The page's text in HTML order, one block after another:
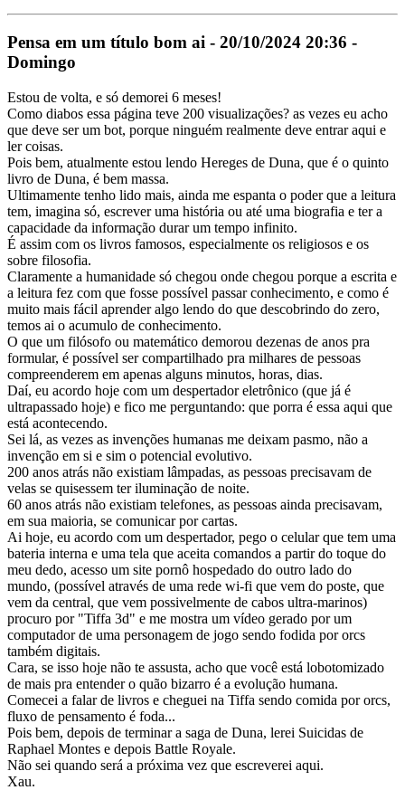
Pensa em um título bom ai - 20/10/2024 20:36 -
Domingo
Estou de volta, e só demorei 6 meses!
Como diabos essa página teve 200 visualizações? as vezes eu acho
que deve ser um bot, porque ninguém realmente deve entrar aqui e
ler coisas.
Pois bem, atualmente estou lendo Hereges de Duna, que é o quinto
livro de Duna, é bem massa.
Ultimamente tenho lido mais, ainda me espanta o poder que a leitura
tem, imagina só, escrever uma história ou até uma biografia e ter a
capacidade da informação durar um tempo infinito.
É assim com os livros famosos, especialmente os religiosos e os
sobre filosofia.
Claramente a humanidade só chegou onde chegou porque a escrita e
a leitura fez com que fosse possível passar conhecimento, e como é
muito mais fácil aprender algo lendo do que descobrindo do zero,
temos ai o acumulo de conhecimento.
O que um filósofo ou matemático demorou dezenas de anos pra
formular, é possível ser compartilhado pra milhares de pessoas
compreenderem em apenas alguns minutos, horas, dias.
Daí, eu acordo hoje com um despertador eletrônico (que já é
ultrapassado hoje) e fico me perguntando: que porra é essa aqui que
está acontecendo.
Sei lá, as vezes as invenções humanas me deixam pasmo, não a
invenção em si e sim o potencial evolutivo.
200 anos atrás não existiam lâmpadas, as pessoas precisavam de
velas se quisessem ter iluminação de noite.
60 anos atrás não existiam telefones, as pessoas ainda precisavam,
em sua maioria, se comunicar por cartas.
Ai hoje, eu acordo com um despertador, pego o celular que tem uma
bateria interna e uma tela que aceita comandos a partir do toque do
meu dedo, acesso um site pornô hospedado do outro lado do
mundo, (possível através de uma rede wi-fi que vem do poste, que
vem da central, que vem possivelmente de cabos ultra-marinos)
procuro por "Tiffa 3d" e me mostra um vídeo gerado por um
computador de uma personagem de jogo sendo fodida por orcs
também digitais.
Cara, se isso hoje não te assusta, acho que você está lobotomizado
de mais pra entender o quão bizarro é a evolução humana.
Comecei a falar de livros e cheguei na Tiffa sendo comida por orcs,
fluxo de pensamento é foda...
Pois bem, depois de terminar a saga de Duna, lerei Suicidas de
Raphael Montes e depois Battle Royale.
Não sei quando será a próxima vez que escreverei aqui.
Xau.